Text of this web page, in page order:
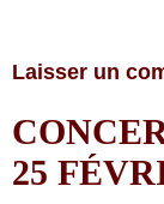
Laisser un
25